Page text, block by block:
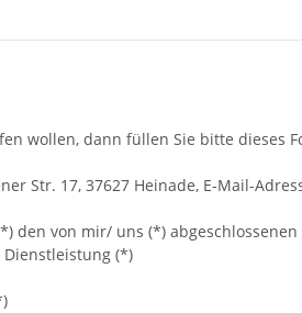
wollen, dann füllen Sie bitte dieses
Str. 17, 37627 Heinade, E-Mail-
den von mir/ uns (*)
(*)